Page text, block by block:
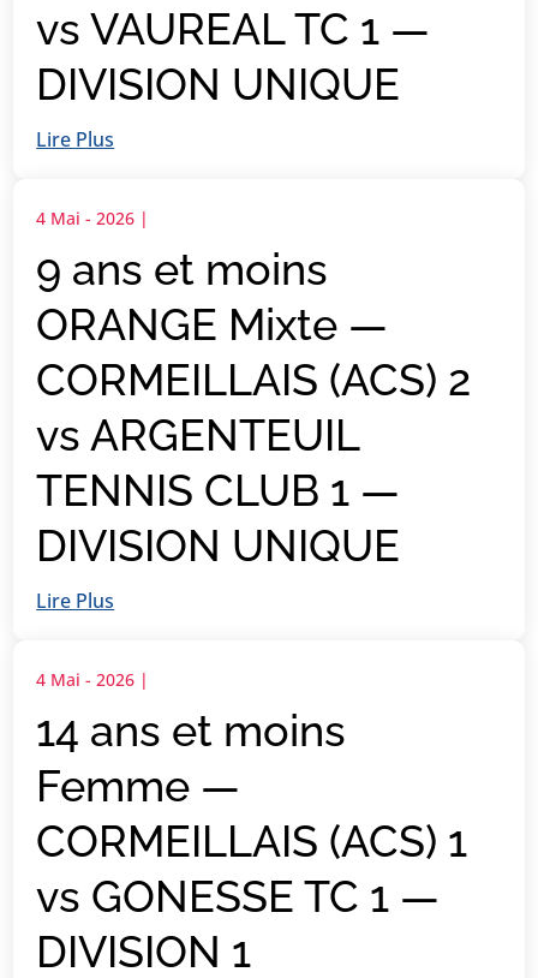
vs VAUREAL TC 1 —
DIVISION UNIQUE
Lire Plus
9 ans et moins
ORANGE Mixte —
CORMEILLAIS (ACS) 2
vs ARGENTEUIL
TENNIS CLUB 1 —
DIVISION UNIQUE
4 Mai - 2026 |
Lire Plus
14 ans et moins
Femme —
CORMEILLAIS (ACS) 1
vs GONESSE TC 1 —
DIVISION 1
4 Mai - 2026 |